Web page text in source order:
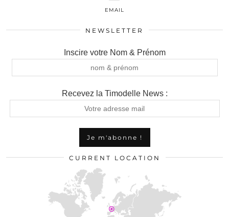
EMAIL
NEWSLETTER
Inscire votre Nom & Prénom
Recevez la Timodelle News :
CURRENT LOCATION